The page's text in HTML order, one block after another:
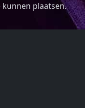
plaatsen.